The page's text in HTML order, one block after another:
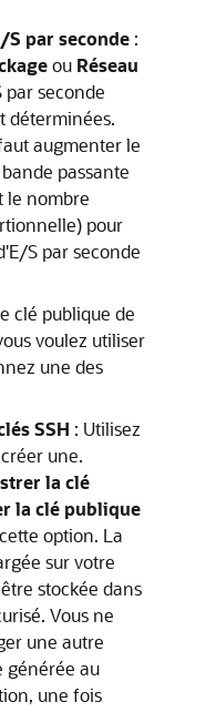
par seconde :
ou Réseau
seconde
déterminées.
augmenter le
passante
le nombre
pour
S par seconde
clé publique de
voulez utiliser
une des
SSH : Utilisez
une.
la clé
la clé publique
option. La
sur votre
stockée dans
Vous ne
une autre
générée au
une fois